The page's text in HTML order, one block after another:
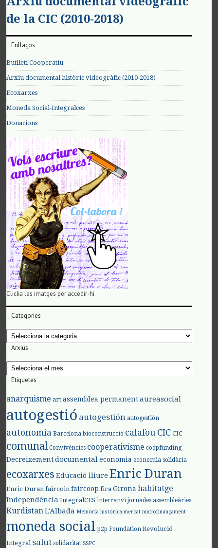
de la CIC (2010-2018)
Enllaços
Butlletí Cooperatiu
Arxiu documental històric videogràfic (2010-2018)
Ecoxarxes
Moneda Social-Integralces
Donacions
Clicka les imatges per accedir-hi
Categories
Categories
Arxius
Arxius
Etiquetes
anarquisme art assemblea permanent aureasocial
autogestió autogestión autogestión
autonomia Barcelona bioconstrucció calafouCIC CIC
comunal Convivències cooperativisme coopfunding
Decreixement documental economia economia solidària
ecoxarxes Educació lliure Enric Duran
Enric Duran faircoin faircoop fira Girona habitatge
Independència IntegralCES intercanvi jornades assembleàries
KurdistanL'Albada Memòria històrica mercat microfinançament
moneda social p2p Foundation Revolució
Integral salut solidaritat SSPC